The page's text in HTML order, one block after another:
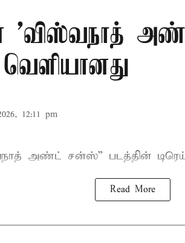
'விஸ்வநாத்
12:11 pm
அண்ட் சன்ஸ்” படத்தின்
Read More